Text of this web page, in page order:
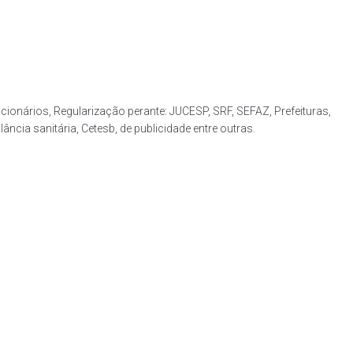
Regularização perante: JUCESP, SRF, SEFAZ, Prefeituras,
sanitária, Cetesb, de publicidade entre outras.